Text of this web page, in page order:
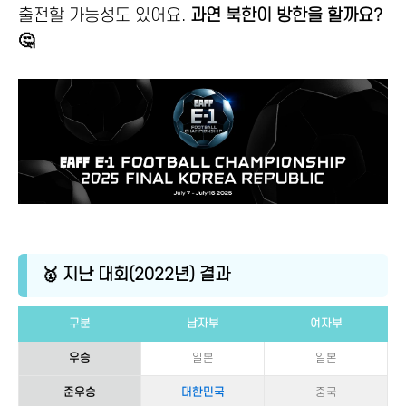
출전할 가능성도 있어요. 과연 북한이 방한을 할까요?
🤔
🥇 지난 대회(2022년) 결과
구분 남자부 여자부
우승 일본 일본
준우승 대한민국 중국